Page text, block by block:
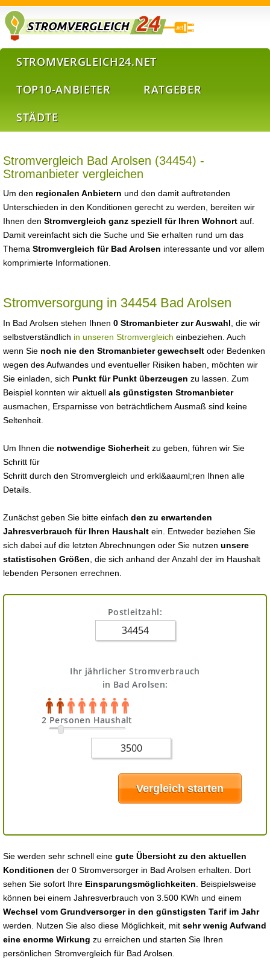
STROMVERGLEICH24.NET
TOP10-ANBIETER
RATGEBER
STÄDTE
Stromvergleich Bad Arolsen (34454) -
Stromanbieter vergleichen
Um den regionalen Anbietern und den damit auftretenden
Unterschieden in den Konditionen gerecht zu werden, bereiten wir
Ihnen den Stromvergleich ganz speziell für Ihren Wohnort auf.
Damit vereinfacht sich die Suche und Sie erhalten rund um das
Thema Stromvergleich für Bad Arolsen interessante und vor allem
komprimierte Informationen.
Stromversorgung in 34454 Bad Arolsen
In Bad Arolsen stehen Ihnen 0 Stromanbieter zur Auswahl , die wir
selbstverständlich in unseren Stromvergleich einbeziehen. Auch
wenn Sie noch nie den Stromanbieter gewechselt oder Bedenken
wegen des Aufwandes und eventueller Risiken haben, möchten wir
Sie einladen, sich Punkt für Punkt überzeugen zu lassen. Zum
Beispiel konnten wir aktuell als günstigsten Stromanbieter
ausmachen, Ersparnisse von beträchtlichem Ausmaß sind keine
Seltenheit.
Um Ihnen die notwendige Sicherheit zu geben, führen wir Sie
Schritt für
Schritt durch den Stromvergleich und erkl&aauml;ren Ihnen alle
Details.
Zunächst geben Sie bitte einfach den zu erwartenden
Jahresverbrauch für Ihren Haushalt ein. Entweder beziehen Sie
sich dabei auf die letzten Abrechnungen oder Sie nutzen unsere
statistischen Größen , die sich anhand der Anzahl der im Haushalt
lebenden Personen errechnen.
Postleitzahl:
Ihr jährlicher Stromverbrauch
in Bad Arolsen:
2 Personen Haushalt
Sie werden sehr schnell eine gute Übersicht zu den aktuellen
Konditionen der 0 Stromversorger in Bad Arolsen erhalten. Dort
sehen Sie sofort Ihre Einsparungsmöglichkeiten . Beispielsweise
können bei einem Jahresverbrauch von 3.500 KWh und einem
Wechsel vom Grundversorger in den günstigsten Tarif im Jahr
werden. Nutzen Sie also diese Möglichkeit, mit sehr wenig Aufwand
eine enorme Wirkung zu erreichen und starten Sie Ihren
persönlichen Stromvergleich für Bad Arolsen.